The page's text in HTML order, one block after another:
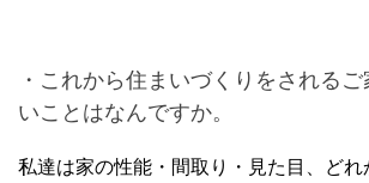
・これから住まいづくりをされる
いことはなんですか。
私達は家の性能・間取り・見た目、どれ